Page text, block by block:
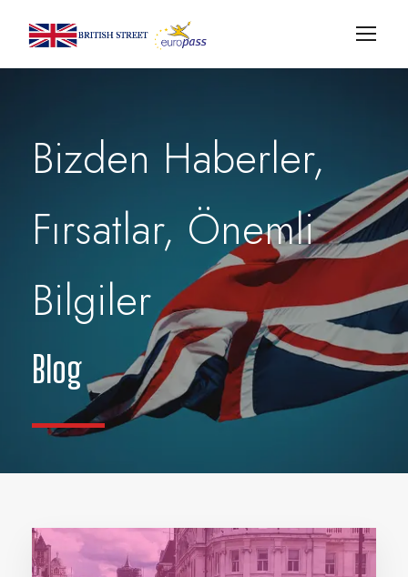
Bizden Haberler,
Fırsatlar, Önemli
Bilgiler
Blog